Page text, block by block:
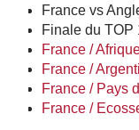
France vs
Finale du TOP
France /
France /
France / Pays
France /